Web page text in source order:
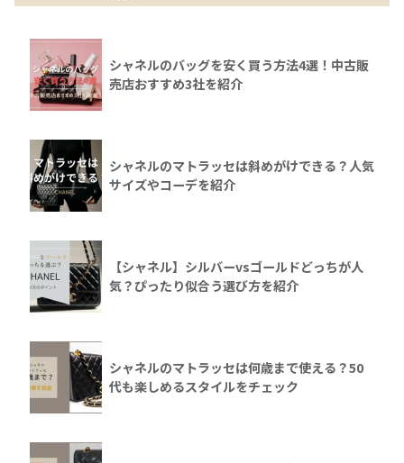
シャネルのバッグを安く買う方法4選！中古販
売店おすすめ3社を紹介
シャネルのマトラッセは斜めがけできる？人気
サイズやコーデを紹介
【シャネル】シルバーvsゴールドどっちが人
気？ぴったり似合う選び方を紹介
シャネルのマトラッセは何歳まで使える？50
代も楽しめるスタイルをチェック